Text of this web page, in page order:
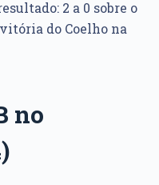
2 a 0 sobre o
do Coelho na
no